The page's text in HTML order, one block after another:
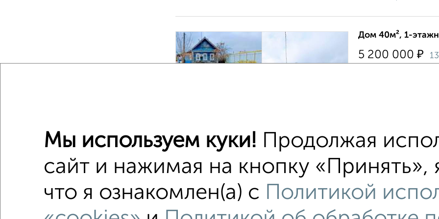
Дом 40м², 1-
5 200 000 ₽
Коттедж 135м², 2-
39 000 000₽
Красноглинский
Мы используем куки! Продолжая
сайт и нажимая на кнопку «Принять»,
что я ознакомлен(а) с
Политикой